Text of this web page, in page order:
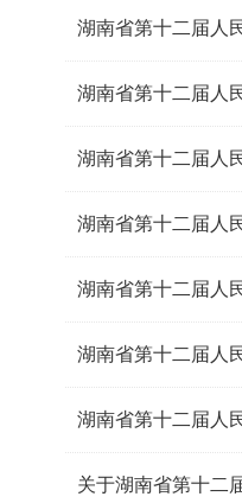
湖南省第十二届人
湖南省第十二届人
湖南省第十二届人
湖南省第十二届人
湖南省第十二届人
湖南省第十二届人
湖南省第十二届人
关于湖南省第十二